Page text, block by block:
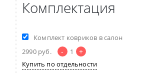
Комплектация
Комплект ковриков в салон
2990 руб. - 1 +
Купить по отдельности